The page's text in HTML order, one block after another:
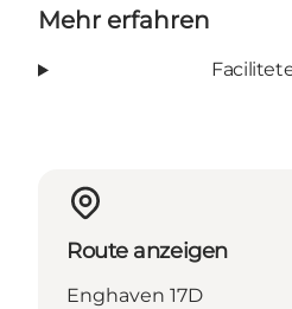
Mehr erfahren
Route anzeigen
Enghaven 17D